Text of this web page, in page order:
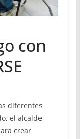
con
diferentes
el alcalde
crear